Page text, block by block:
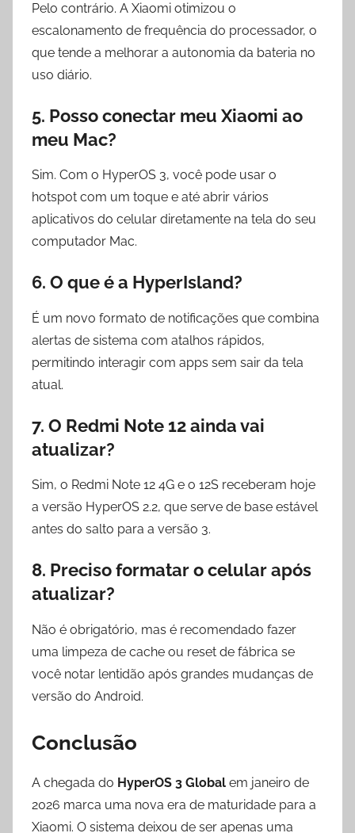
Pelo contrário. A Xiaomi otimizou o
escalonamento de frequência do processador, o
que tende a melhorar a autonomia da bateria no
uso diário.
5. Posso conectar meu Xiaomi ao
meu Mac?
Sim. Com o HyperOS 3, você pode usar o
hotspot com um toque e até abrir vários
aplicativos do celular diretamente na tela do seu
computador Mac.
6. O que é a HyperIsland?
É um novo formato de notificações que combina
alertas de sistema com atalhos rápidos,
permitindo interagir com apps sem sair da tela
atual.
7. O Redmi Note 12 ainda vai
atualizar?
Sim, o Redmi Note 12 4G e o 12S receberam hoje
a versão HyperOS 2.2, que serve de base estável
antes do salto para a versão 3.
8. Preciso formatar o celular após
atualizar?
Não é obrigatório, mas é recomendado fazer
uma limpeza de cache ou reset de fábrica se
você notar lentidão após grandes mudanças de
versão do Android.
Conclusão
A chegada do HyperOS 3 Global em janeiro de
2026 marca uma nova era de maturidade para a
Xiaomi. O sistema deixou de ser apenas uma